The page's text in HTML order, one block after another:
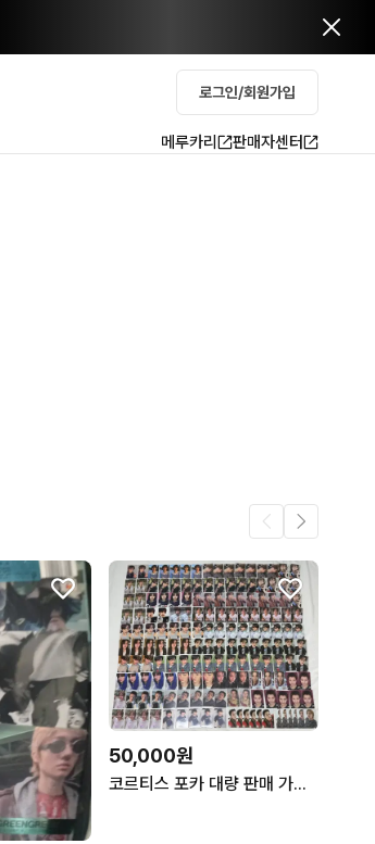
로그인/회원가입
메루카리 판매자센터
50,000원
코르티스 포카 대량 판매 가격제시부탁